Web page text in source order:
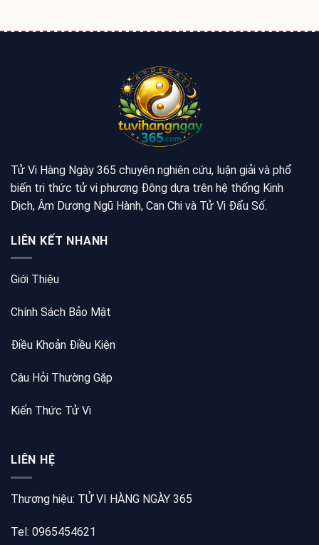
Tử Vi Hàng Ngày 365 chuyên nghiên cứu, luận giải và phổ
biến tri thức tử vi phương Đông dựa trên hệ thống Kinh
Dịch, Âm Dương Ngũ Hành, Can Chi và Tử Vi Đẩu Số.
LIÊN KẾT NHANH
Giới Thiệu
Chính Sách Bảo Mật
Điều Khoản Điều Kiện
Câu Hỏi Thường Gặp
Kiến Thức Tử Vi
LIÊN HỆ
Thương hiệu: TỬ VI HÀNG NGÀY 365
Tel: 0965454621